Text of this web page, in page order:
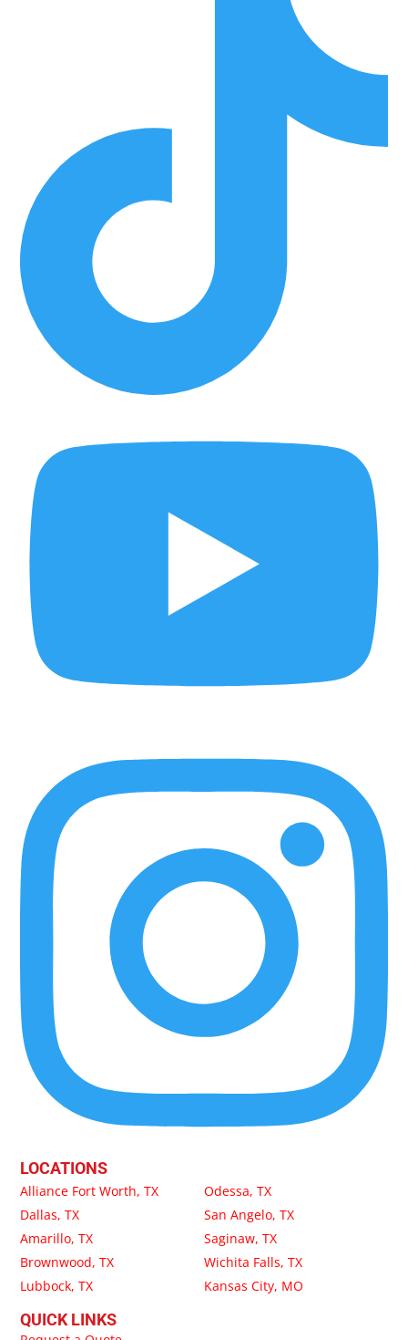
LOCATIONS
Alliance Fort Worth, TX
Dallas, TX
Amarillo, TX
Brownwood, TX
Lubbock, TX
Odessa, TX
San Angelo, TX
Saginaw, TX
Wichita Falls, TX
Kansas City, MO
QUICK LINKS